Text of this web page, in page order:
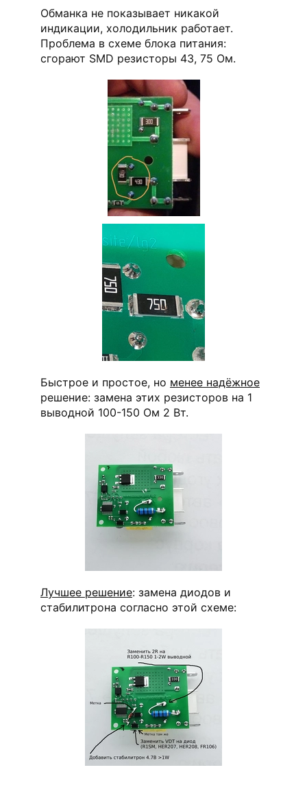
Обманка не показывает никакой
индикации, холодильник работает.
Проблема в схеме блока питания:
сгорают SMD резисторы 43, 75 Ом.
Быстрое и простое, но менее надёжное
решение: замена этих резисторов на 1
выводной 100-150 Ом 2 Вт.
Лучшее решение: замена диодов и
стабилитрона согласно этой схеме: